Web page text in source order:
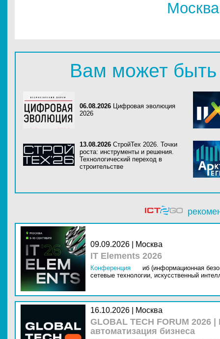
Москва
Вам может быть
06.08.2026 Цифровая эволюция
2026
13.08.2026 СтройТех 2026. Точки
роста: инструменты и решения.
Технологический переход в
строительстве
09.09.2026 | Москва
IT Elements 2026
Конференция
иб (информационная
сетевые технологии, искусственный
16.10.2026 | Москва
GLOBAL TECH FORUM
автоматизация бизнеса